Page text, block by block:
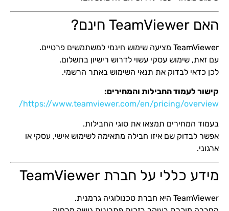
האם TeamViewer חינם?
TeamViewer מציעה שימוש חינמי למשתמשים פרטיים.
עם זאת, שימוש עסקי עשוי לדרוש רישיון בתשלום.
לכן כדאי לבדוק את תנאי השימוש באתר הרשמי.
קישור לעמוד החבילות והמחירים:
https://www.teamviewer.com/en/pricing/overview/
בעמוד המחירים תמצאו את סוגי החבילות.
אפשר לבדוק שם איזו חבילה מתאימה לשימוש אישי, עסקי או
ארגוני.
מידע כללי על חברת TeamViewer
TeamViewer היא חברת טכנולוגיה גרמנית.